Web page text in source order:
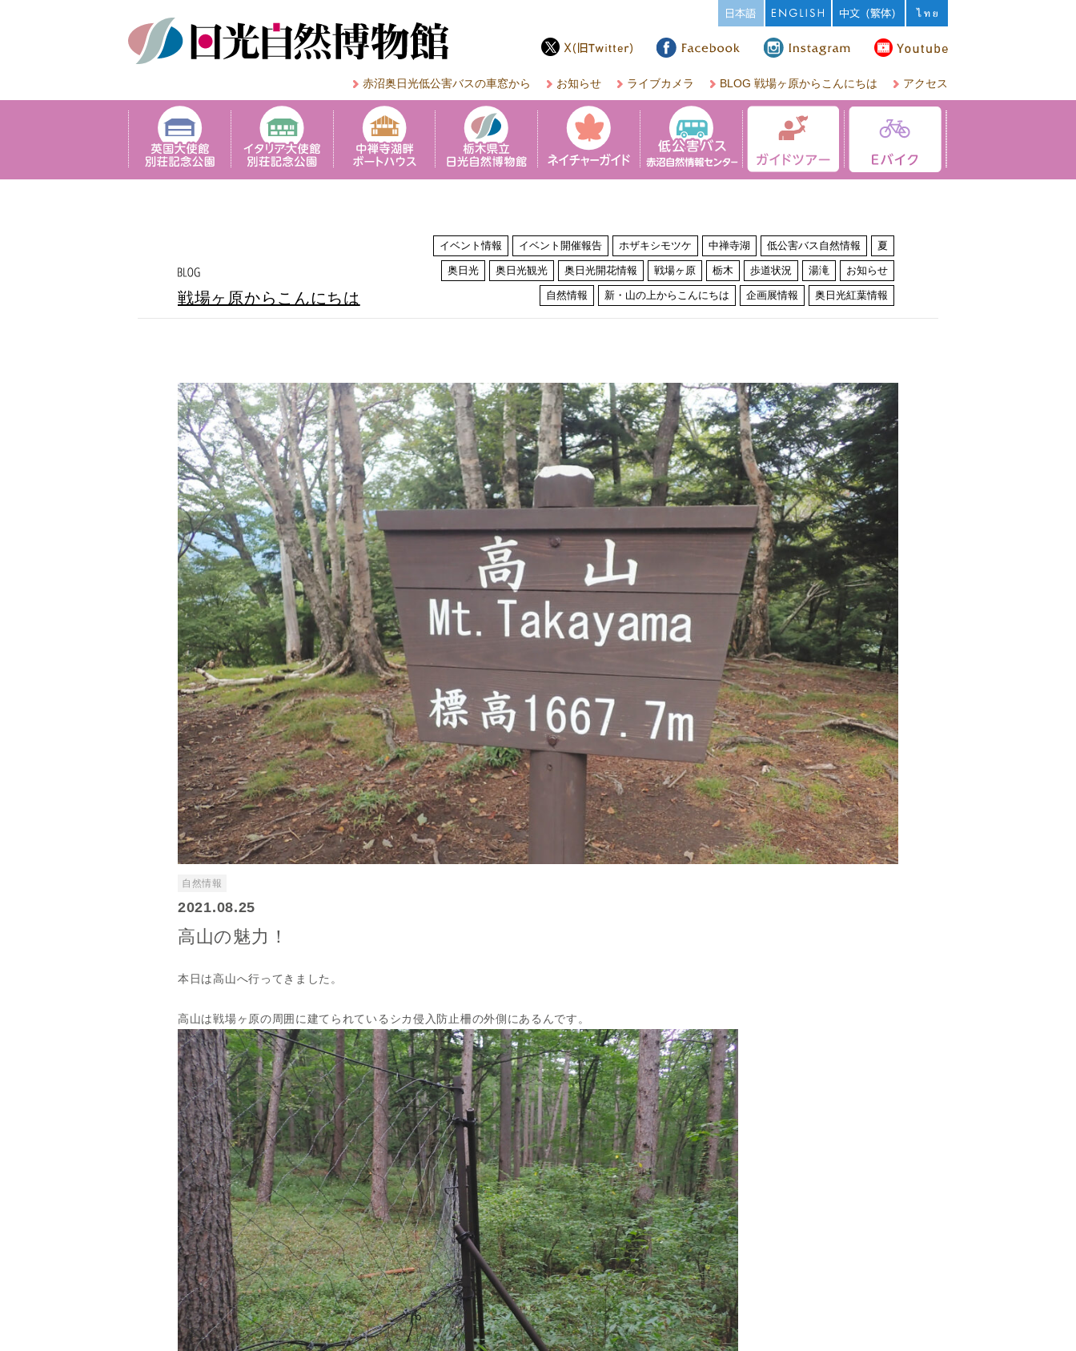
赤沼奥日光低公害バスの車窓から お知らせ ライブカメラ BLOG 戦場ヶ原からこんにちは アクセス
戦場ヶ原からこんにちは
イベント情報 イベント開催報告 ホザキシモツケ 中禅寺湖 低公害バス自然情報 夏
奥日光 奥日光観光 奥日光開花情報 戦場ヶ原 栃木 歩道状況 湯滝 お知らせ
自然情報 新・山の上からこんにちは 企画展情報 奥日光紅葉情報
自然情報
2021.08.25
高山の魅力！
本日は高山へ行ってきました。
高山は戦場ヶ原の周囲に建てられているシカ侵入防止柵の外側にあるんです。